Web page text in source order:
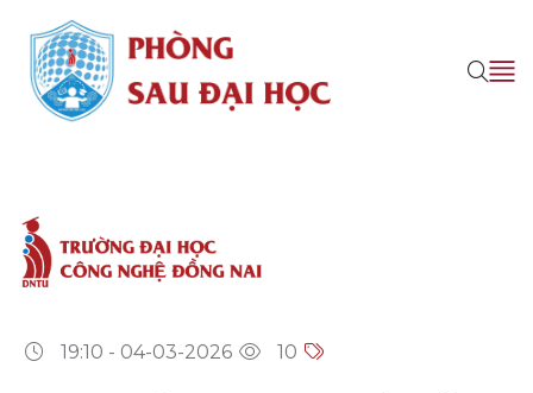
19:10 - 04-03-2026 10